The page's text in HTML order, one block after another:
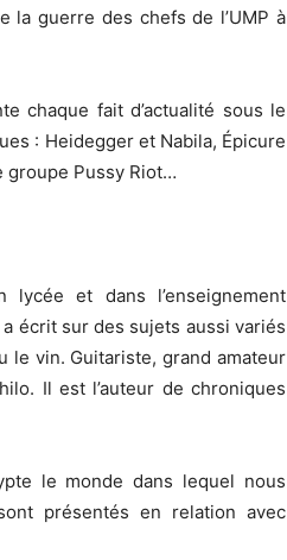
la guerre des chefs de l’UMP à
chaque fait d’actualité sous le
: Heidegger et Nabila, Épicure
groupe Pussy Riot…
et dans l’enseignement
écrit sur des sujets aussi variés
le vin. Guitariste, grand amateur
Il est l’auteur de chroniques
le monde dans lequel nous
présentés en relation avec